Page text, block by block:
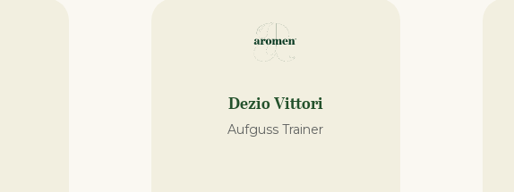
Dezio Vittori
Aufguss Trainer